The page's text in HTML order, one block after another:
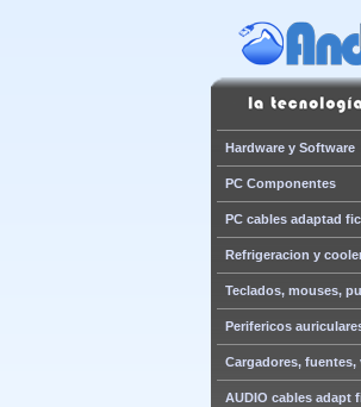
Hardware y Software
PC Componentes
PC cables adaptad
Refrigeracion y
Teclados, mouses,
Perifericos
Cargadores, fuentes,
AUDIO cables adapt